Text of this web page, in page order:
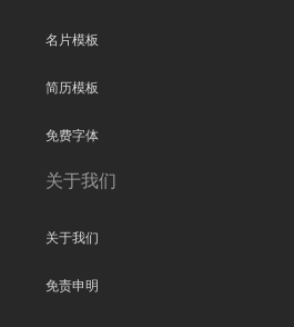
名片模板
简历模板
免费字体
关于我们
关于我们
免责申明